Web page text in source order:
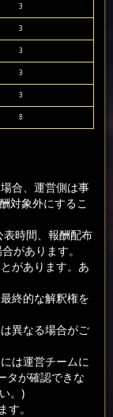
3
3
3
3
3
8
合、運営側は事
対象外にするこ
時間、報酬配布
があります。
があります。あ
終的な解釈権を
異なる場合がご
は運営チームに
タが確認できな
。)
。